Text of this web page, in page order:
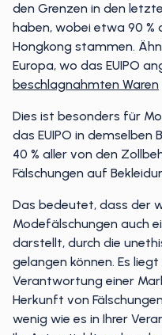
den Grenzen in den
haben, wobei etwa 90 %
Hongkong stammen.
Europa, wo das EUIPO
beschlagnahmten Waren
Dies ist besonders für
das EUIPO in
40 % aller von den
Fälschungen auf
Das bedeutet, dass der
Modefälschungen auch
darstellt, durch die
gelangen können. Es
Verantwortung einer
Herkunft von
wenig wie es in Ihrer